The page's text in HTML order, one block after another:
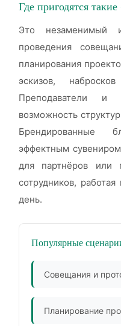
Где пригодятся
Это незаменимый
проведения
планирования
эскизов,
Преподаватели
возможность
Брендированные
эффектным
для партнёров или
сотрудников,
день.
Популярные
Совещания и
Планирование